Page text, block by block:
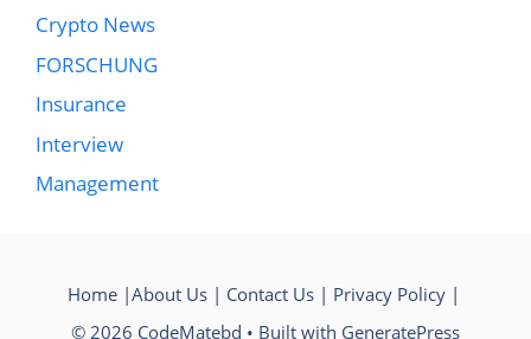
Crypto News
FORSCHUNG
Insurance
Interview
Management
Home|About Us| Contact Us| Privacy Policy|
© 2026 CodeMatebd • Built with GeneratePress